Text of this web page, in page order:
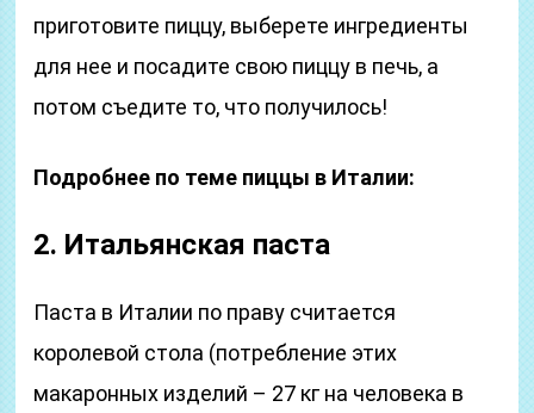
приготовите пиццу, выберете ингредиенты
для нее и посадите свою пиццу в печь, а
потом съедите то, что получилось!
Подробнее по теме пиццы в Италии:
2. Итальянская паста
Паста в Италии по праву считается
королевой стола (потребление этих
макаронных изделий – 27 кг на человека в